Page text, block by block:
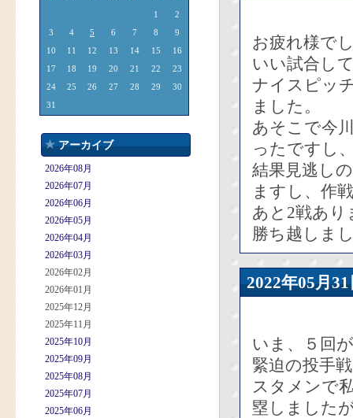
1
2
3
4 5 6 7 8
9
10
11 12 13 14 15
16
17
18 19 20 21 22
23
24
25 26 27 28 29
30
31
アーカイブ
2026年08月
2026年07月
2026年06月
2026年05月
2026年04月
2026年03月
2026年02月
2026年01月
2025年12月
2025年11月
2025年10月
2025年09月
2025年08月
2025年07月
2025年06月
お疲れ様で
いい試合し
ナイスピッ
ました。
あそこで今
ったですし
結果見逃し
ますし、作
あと2戦あり
勝ち越しま
2022年05
いま、５回
緊迫の投手
スタメンで
塁しました